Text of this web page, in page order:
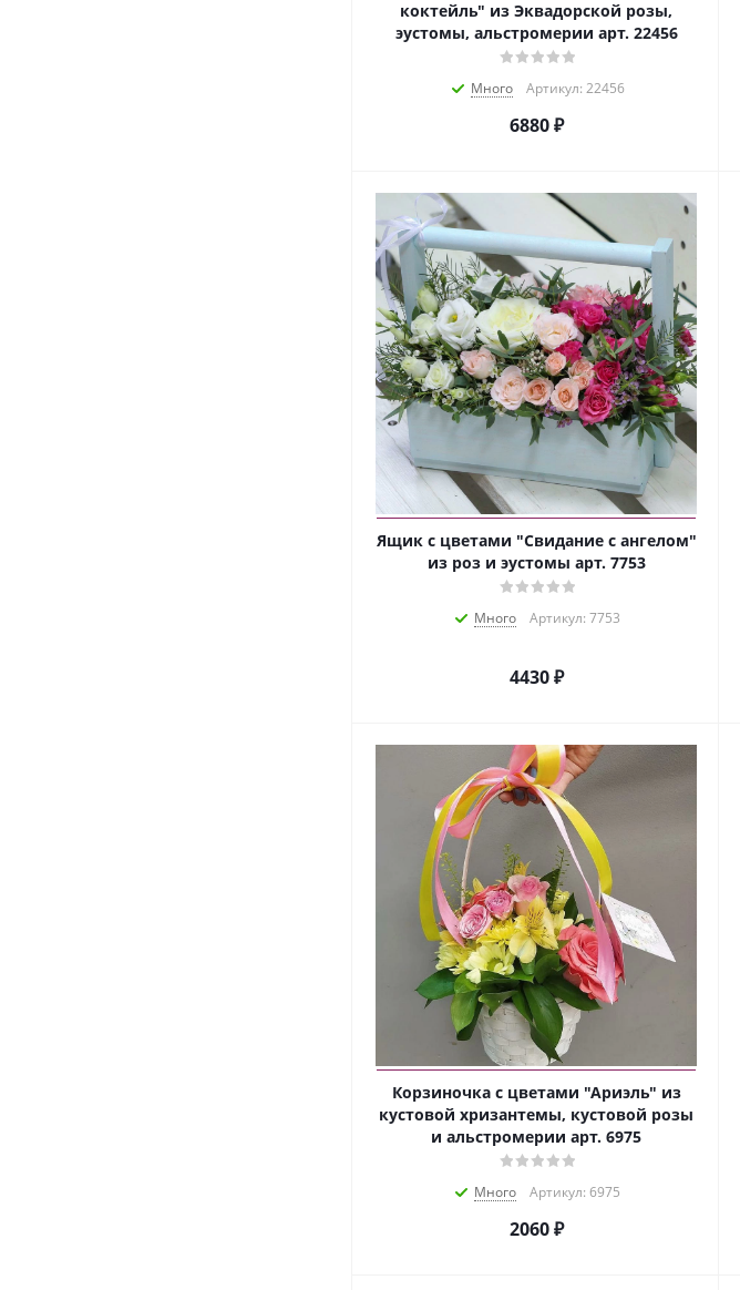
коктейль" из Эквадорской розы,
эустомы, альстромерии арт. 22456
Много Артикул: 22456
6880 ₽
Ящик с цветами "Свидание с ангелом"
из роз и эустомы арт. 7753
Много Артикул: 7753
4430 ₽
Корзиночка с цветами "Ариэль" из
кустовой хризантемы, кустовой розы
и альстромерии арт. 6975
Много Артикул: 6975
2060 ₽